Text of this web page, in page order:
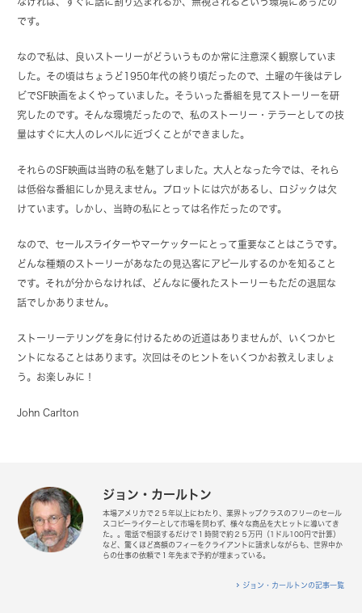
です。
なので私は、良いストーリーがどういうものか常に注意深く観察していま
した。その頃はちょうど1950年代の終り頃だったので、土曜の午後はテレ
ビでSF映画をよくやっていました。そういった番組を見てストーリーを研
究したのです。そんな環境だったので、私のストーリー・テラーとしての技
量はすぐに大人のレベルに近づくことができました。
それらのSF映画は当時の私を魅了しました。大人となった今では、それら
は低俗な番組にしか見えません。プロットには穴があるし、ロジックは欠
けています。しかし、当時の私にとっては名作だったのです。
なので、セールスライターやマーケッターにとって重要なことはこうです。
どんな種類のストーリーがあなたの見込客にアピールするのかを知ること
です。それが分からなければ、どんなに優れたストーリーもただの退屈な
話でしかありません。
ストーリーテリングを身に付けるための近道はありませんが、いくつかヒ
ントになることはあります。次回はそのヒントをいくつかお教えしましょ
う。お楽しみに！
John Carlton
ジョン・カールトン
本場アメリカで２５年以上にわたり、業界トップクラスのフリーのセール
スコピーライターとして市場を問わず、様々な商品を大ヒットに導いてき
た。。電話で相談するだけで１時間で約２５万円（1ドル100円で計算）
など、驚くほど高額のフィーをクライアントに請求しながらも、世界中か
らの仕事の依頼で１年先まで予約が埋まっている。
ジョン・カールトンの記事一覧